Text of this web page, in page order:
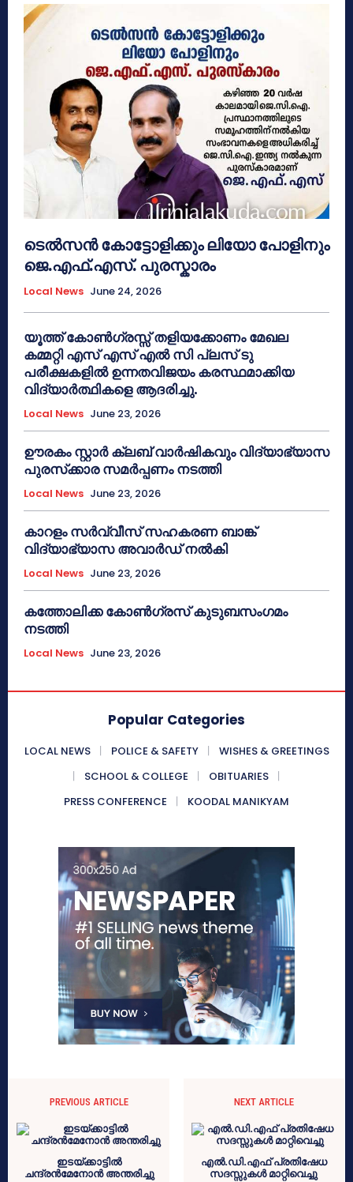
ടെൽസൻ കോട്ടോളിക്കും ലിയോ പോളിനും
ജെ.എഫ്.എസ്. പുരസ്കാരം
Local News June 24, 2026
യൂത്ത് കോൺഗ്രസ്സ് തളിയക്കോണം മേഖല
കമ്മറ്റി എസ് എസ് എൽ സി പ്ലസ് ടു
പരീക്ഷകളിൽ ഉന്നതവിജയം കരസ്ഥമാക്കിയ
വിദ്യാർത്ഥികളെ ആദരിച്ചു.
Local News June 23, 2026
ഊരകം സ്റ്റാർ ക്ലബ് വാർഷികവും വിദ്യാഭ്യാസ
പുരസ്‌ക്കാര സമർപ്പണം നടത്തി
Local News June 23, 2026
കാറളം സർവ്വീസ് സഹകരണ ബാങ്ക്
വിദ്യാഭ്യാസ അവാർഡ് നൽകി
Local News June 23, 2026
കത്തോലിക്ക കോൺഗ്രസ് കുടുബസംഗമം
നടത്തി
Local News June 23, 2026
Popular Categories
LOCAL NEWS POLICE & SAFETY
WISHES & GREETINGS
SCHOOL & COLLEGE
OBITUARIES
PRESS CONFERENCE
KOODAL MANIKYAM
PREVIOUS ARTICLE
ഇടയ്ക്കാട്ടിൽ
ചന്ദ്രൻമേനോൻ അന്തരിച്ചു
NEXT ARTICLE
എൽ.ഡി.എഫ് പ്രതിഷേധ
സദസ്സുകൾ മാറ്റിവെച്ചു